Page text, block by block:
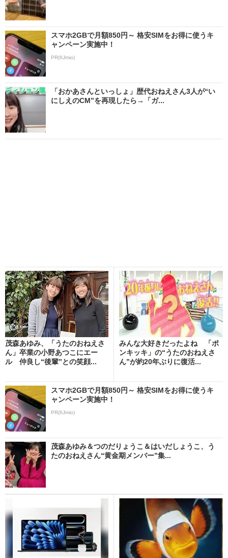
スマホ2GBで月額850円～ 格安SIMをお得に使うキ
ャンペーン実施中！
PR(IIJmio)
「おかあさんといっしょ」歴代おねえさん3人が“い
にしえのCM”を再現したら→「ガ...
茂森あゆみ、「うたのおねえさ
ん」卒業の小野あつこにエー
ル 仲良し“後輩”との笑顔...
みんな大好きだったよね 「ポ
ンキッキ」の“うたのおねえさ
ん”が約20年ぶりに復活...
スマホ2GBで月額850円～ 格安SIMをお得に使うキ
ャンペーン実施中！
PR(IIJmio)
茂森あゆみ＆つのだりょうこ＆はいだしょうこ、う
たのおねえさん“黄金期メンバー”集...